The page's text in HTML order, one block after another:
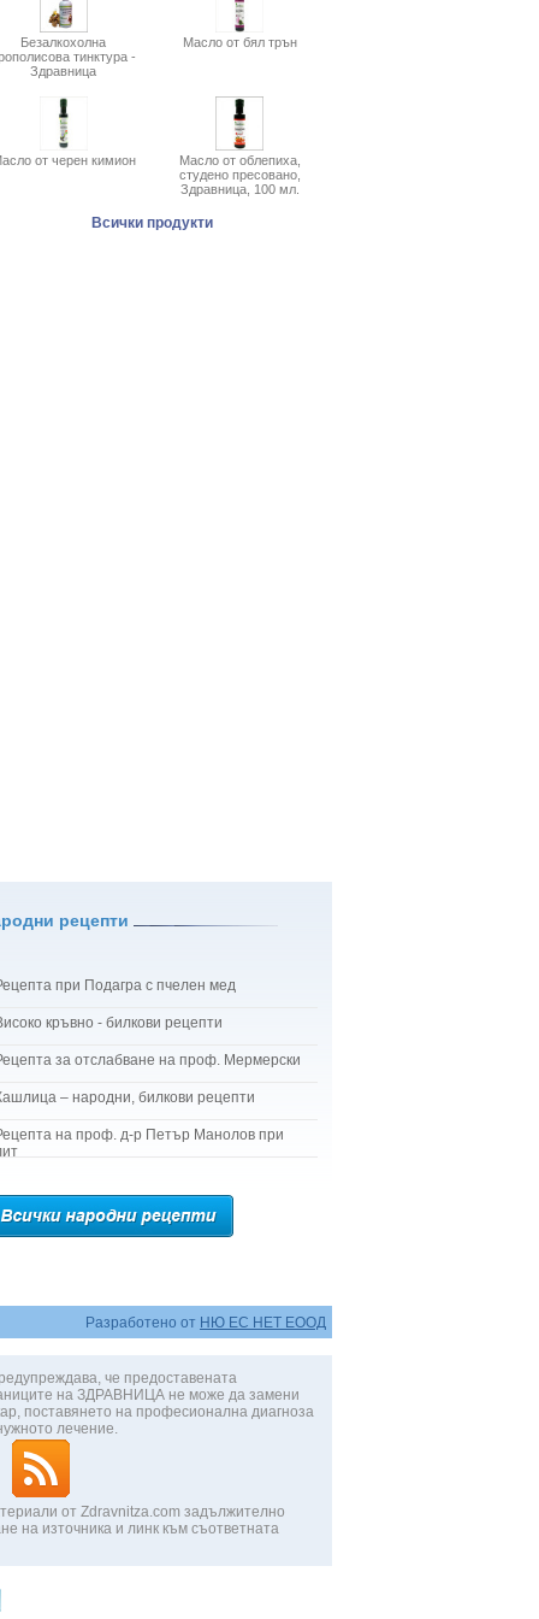
Безалкохолна
тинктура -
Здравница
Масло от бял трън
от черен кимион
Масло от облепиха,
студено пресовано,
Здравница, 100 мл.
Всички продукти
рецепти
при Подагра с пчелен мед
кръвно - билкови рецепти
за отслабване на проф. Мермерски
– народни, билкови рецепти
на проф. д-р Петър Манолов при
Разработено от НЮ ЕС НЕТ ЕООД
че предоставената
на ЗДРАВНИЦА не може да замени
поставянето на професионална диагноза
лечение.
от Zdravnitza.com задължително
на източника и линк към съответната